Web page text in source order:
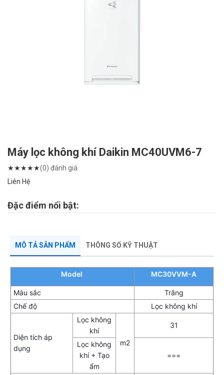
Máy lọc không khí Daikin MC40UVM6-7
★★★★★(0) đánh giá
Liên Hệ
Đặc điểm nổi bật:
MÔ TẢ SẢN PHẨM THÔNG SỐ KỸ THUẬT
Model MC30VVM-A
Màu sắc
Trắng
Chế độ
Lọc không khí
Diện tích áp
dụng
Lọc không
khí
m2
31
Lọc không
khí + Tạo
ẩm
===